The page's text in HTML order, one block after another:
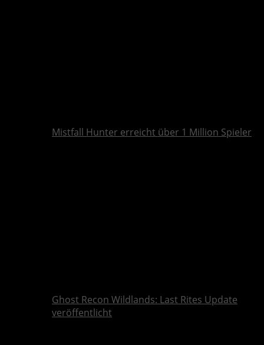
Mistfall Hunter erreicht über 1 Million Spieler
Ghost Recon Wildlands: Last Rites Update
veröffentlicht